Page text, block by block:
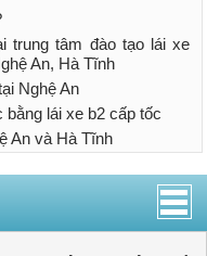
trung tâm đào tạo lái xe
An, Hà Tĩnh
Nghệ An
lái xe b2 cấp tốc
An và Hà Tĩnh